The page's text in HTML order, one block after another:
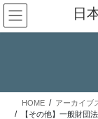
コ
ン
テ
ス
ナ
ビ
ゲ
ン
日
HOME アーカイブ
【その他】一般財団